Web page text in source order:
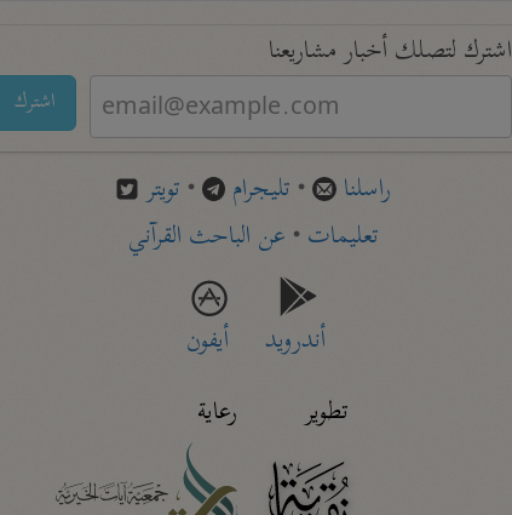
اشترك لتصلك أخبار مشاريعنا
اشترك
راسلنا • تليجرام • تويتر
تعليمات• عن الباحث القرآني
أندرويد
أيفون
تطوير
رعاية